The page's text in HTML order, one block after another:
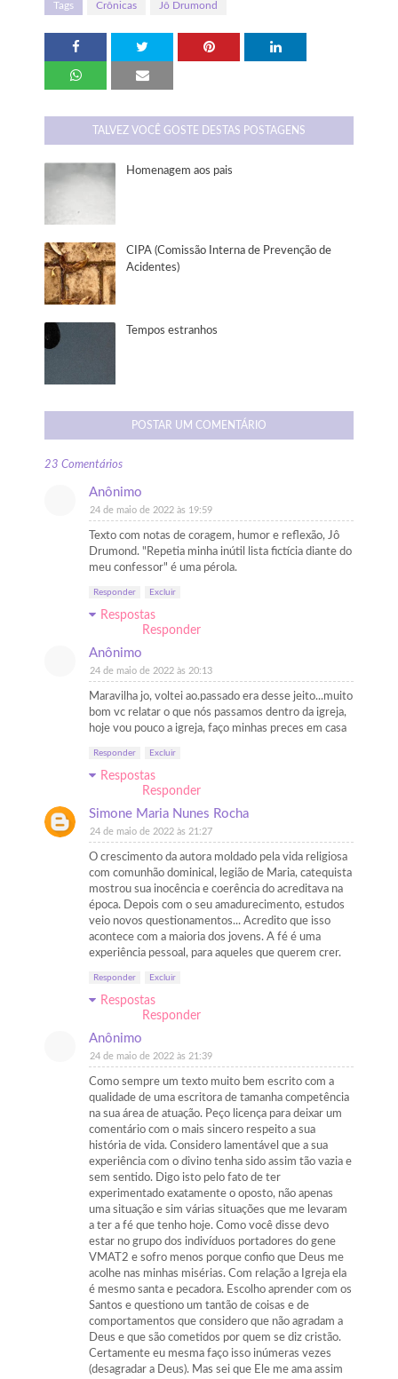
Tags Crônicas Jô Drumond
TALVEZ VOCÊ GOSTE DESTAS POSTAGENS
Homenagem aos pais
CIPA (Comissão Interna de Prevenção de
Acidentes)
Tempos estranhos
POSTAR UM COMENTÁRIO
23 Comentários
Anônimo
24 de maio de 2022 às 19:59
Texto com notas de coragem, humor e reflexão, Jô
Drumond. "Repetia minha inútil lista fictícia diante do
meu confessor" é uma pérola.
Responder Excluir
Respostas
Responder
Anônimo
24 de maio de 2022 às 20:13
Maravilha jo, voltei ao.passado era desse jeito...muito
bom vc relatar o que nós passamos dentro da igreja,
hoje vou pouco a igreja, faço minhas preces em casa
Responder Excluir
Respostas
Responder
Simone Maria Nunes Rocha
24 de maio de 2022 às 21:27
O crescimento da autora moldado pela vida religiosa
com comunhão dominical, legião de Maria, catequista
mostrou sua inocência e coerência do acreditava na
época. Depois com o seu amadurecimento, estudos
veio novos questionamentos... Acredito que isso
acontece com a maioria dos jovens. A fé é uma
experiência pessoal, para aqueles que querem crer.
Responder Excluir
Respostas
Responder
Anônimo
24 de maio de 2022 às 21:39
Como sempre um texto muito bem escrito com a
qualidade de uma escritora de tamanha competência
na sua área de atuação. Peço licença para deixar um
comentário com o mais sincero respeito a sua
história de vida. Considero lamentável que a sua
experiência com o divino tenha sido assim tão vazia e
sem sentido. Digo isto pelo fato de ter
experimentado exatamente o oposto, não apenas
uma situação e sim várias situações que me levaram
a ter a fé que tenho hoje. Como você disse devo
estar no grupo dos indivíduos portadores do gene
VMAT2 e sofro menos porque confio que Deus me
acolhe nas minhas misérias. Com relação a Igreja ela
é mesmo santa e pecadora. Escolho aprender com os
Santos e questiono um tantão de coisas e de
comportamentos que considero que não agradam a
Deus e que são cometidos por quem se diz cristão.
Certamente eu mesma faço isso inúmeras vezes
(desagradar a Deus). Mas sei que Ele me ama assim